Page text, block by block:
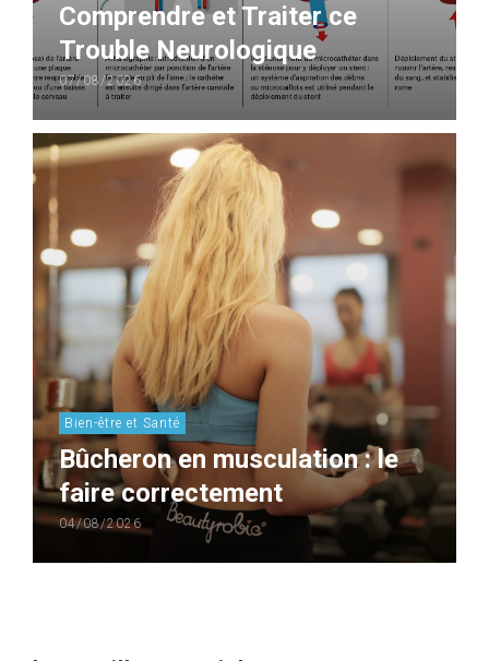
Comprendre et Traiter ce
Trouble Neurologique
07/08/2026
Bien-être et Santé
Bûcheron en musculation : le
faire correctement
04/08/2026